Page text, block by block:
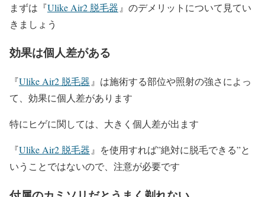
まずは『Ulike Air2 脱毛器 』のデメリットについて見てい
きましょう
効果は個人差がある
『Ulike Air2 脱毛器 』は施術する部位や照射の強さによっ
て、効果に個人差があります
特にヒゲに関しては、大きく個人差が出ます
『Ulike Air2 脱毛器 』を使用すれば”絶対に脱毛できる”と
いうことではないので、注意が必要です